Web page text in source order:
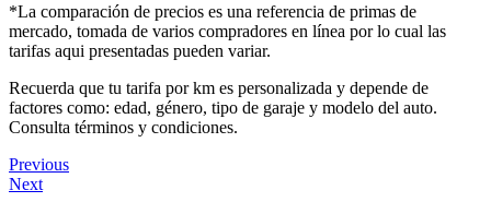
*La comparación de precios es una referencia de primas de
mercado, tomada de varios compradores en línea por lo cual las
tarifas aqui presentadas pueden variar.
Recuerda que tu tarifa por km es personalizada y depende de
factores como: edad, género, tipo de garaje y modelo del auto.
Consulta términos y condiciones.
Previous
Next